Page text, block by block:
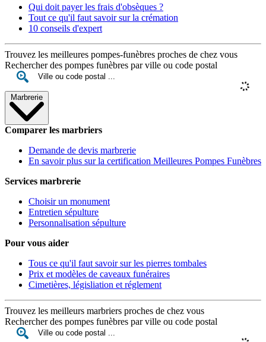
Qui doit payer les frais d'obsèques ?
Tout ce qu'il faut savoir sur la crémation
10 conseils d'expert
Trouvez les meilleures pompes-funèbres proches de chez vous
Rechercher des pompes funèbres par ville ou code postal
Marbrerie
Comparer les marbriers
Demande de devis marbrerie
En savoir plus sur la certification Meilleures Pompes Funèbres
Services marbrerie
Choisir un monument
Entretien sépulture
Personnalisation sépulture
Pour vous aider
Tous ce qu'il faut savoir sur les pierres tombales
Prix et modèles de caveaux funéraires
Cimetières, législiation et réglement
Trouvez les meilleurs marbriers proches de chez vous
Rechercher des pompes funèbres par ville ou code postal